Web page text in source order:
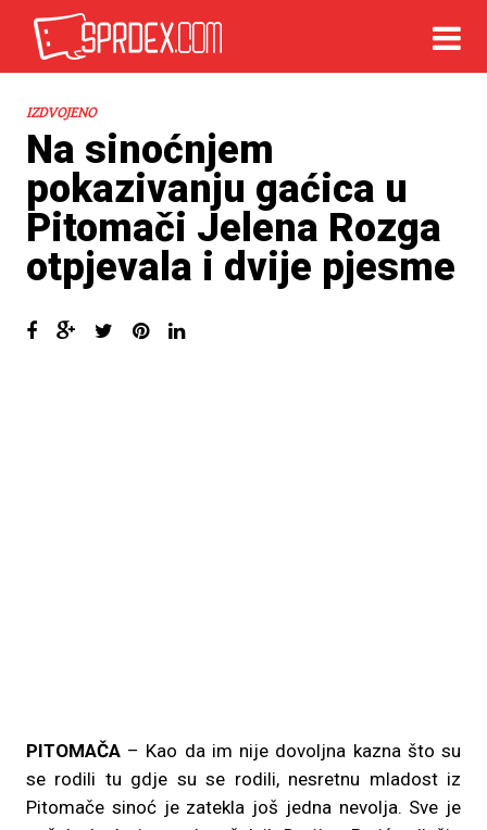
IZDVOJENO
Na sinoćnjem
pokazivanju gaćica u
Pitomači Jelena Rozga
otpjevala i dvije pjesme
PITOMAČA – Kao da im nije dovoljna kazna što su
se rodili tu gdje su se rodili, nesretnu mladost iz
Pitomače sinoć je zatekla još jedna nevolja. Sve je